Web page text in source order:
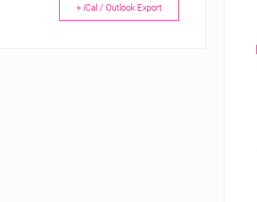
+ iCal / Outlook Export